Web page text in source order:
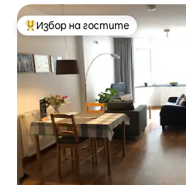
Най-популярен избор на гостите
Избор на гостите